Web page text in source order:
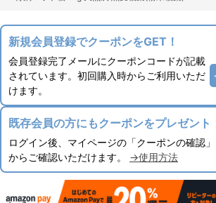
新規会員登録でクーポンをGET！
会員登録完了メールにクーポンコードが記載
されています。初回購入時からご利用いただ
けます。
既存会員の方にもクーポンをプレゼント
ログイン後、マイページの「クーポンの確認」
からご確認いただけます。 →使用方法